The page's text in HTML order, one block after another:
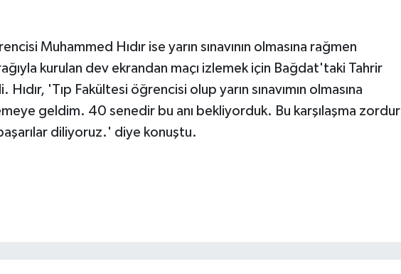
Muhammed Hıdır ise yarın sınavının olmasına rağmen
kurulan dev ekrandan maçı izlemek için Bağdat'taki Tahrir
'Tıp Fakültesi öğrencisi olup yarın sınavımın olmasına
geldim. 40 senedir bu anı bekliyorduk. Bu karşılaşma zordur
başarılar diliyoruz.' diye konuştu.